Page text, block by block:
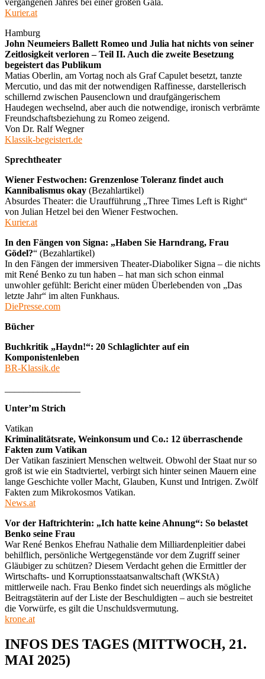
Kurier.at
Hamburg
John Neumeiers Ballett Romeo und Julia hat nichts von seiner
Zeitlosigkeit verloren – Teil II. Auch die zweite Besetzung
begeistert das Publikum
Matias Oberlin, am Vortag noch als Graf Capulet besetzt, tanzte
Mercutio, und das mit der notwendigen Raffinesse, darstellerisch
schillernd zwischen Pausenclown und draufgängerischem
Haudegen wechselnd, aber auch die notwendige, ironisch verbrämte
Freundschaftsbeziehung zu Romeo zeigend.
Von Dr. Ralf Wegner
Klassik-begeistert.de
Sprechtheater
Wiener Festwochen: Grenzenlose Toleranz findet auch
Kannibalismus okay (Bezahlartikel)
Absurdes Theater: die Uraufführung „Three Times Left is Right“
von Julian Hetzel bei den Wiener Festwochen.
Kurier.at
In den Fängen von Signa: „Haben Sie Harndrang, Frau
Gödel?“ (Bezahlartikel)
In den Fängen der immersiven Theater-Diaboliker Signa – die nichts
mit René Benko zu tun haben – hat man sich schon einmal
unwohler gefühlt: Bericht einer müden Überlebenden von „Das
letzte Jahr“ im alten Funkhaus.
DiePresse.com
Bücher
Buchkritik „Haydn!“: 20 Schlaglichter auf ein
Komponistenleben
BR-Klassik.de
Unter’m Strich
Vatikan
Kriminalitätsrate, Weinkonsum und Co.: 12 überraschende
Fakten zum Vatikan
Der Vatikan fasziniert Menschen weltweit. Obwohl der Staat nur so
groß ist wie ein Stadtviertel, verbirgt sich hinter seinen Mauern eine
lange Geschichte voller Macht, Glauben, Kunst und Intrigen. Zwölf
Fakten zum Mikrokosmos Vatikan.
News.at
Vor der Haftrichterin: „Ich hatte keine Ahnung“: So belastet
Benko seine Frau
War René Benkos Ehefrau Nathalie dem Milliardenpleitier dabei
behilflich, persönliche Wertgegenstände vor dem Zugriff seiner
Gläubiger zu schützen? Diesem Verdacht gehen die Ermittler der
Wirtschafts- und Korruptionsstaatsanwaltschaft (WKStA)
mittlerweile nach. Frau Benko findet sich neuerdings als mögliche
Beitragstäterin auf der Liste der Beschuldigten – auch sie bestreitet
die Vorwürfe, es gilt die Unschuldsvermutung.
krone.at
INFOS DES TAGES (MITTWOCH, 21.
MAI 2025)